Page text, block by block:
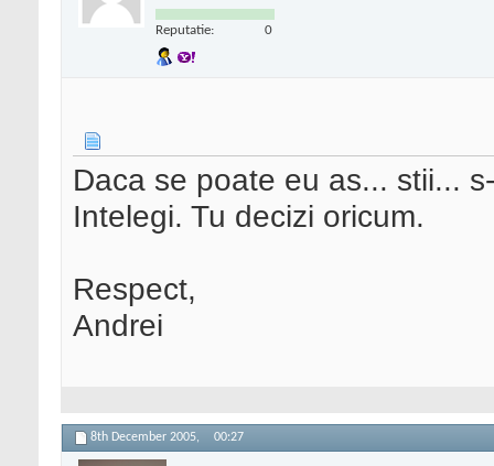
Reputatie: 0
Daca se poate eu as... stii...
Intelegi. Tu decizi oricum.
Respect,
Andrei
8th December 2005, 00:27